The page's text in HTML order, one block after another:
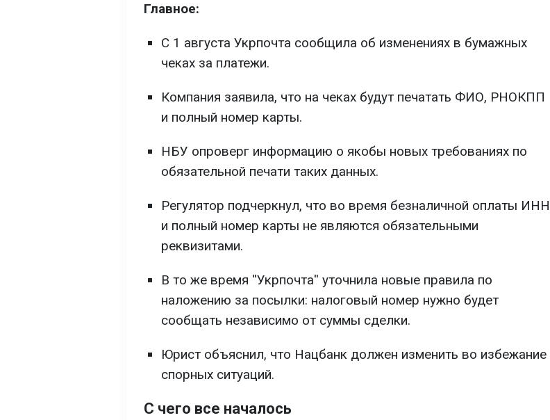
Главное:
С 1 августа Укрпочта сообщила об изменениях в бумажных
чеках за платежи.
Компания заявила, что на чеках будут печатать ФИО, РНОКПП
и полный номер карты.
НБУ опроверг информацию о якобы новых требованиях по
обязательной печати таких данных.
Регулятор подчеркнул, что во время безналичной оплаты ИНН
и полный номер карты не являются обязательными
реквизитами.
В то же время ''Укрпочта'' уточнила новые правила по
наложению за посылки: налоговый номер нужно будет
сообщать независимо от суммы сделки.
Юрист объяснил, что Нацбанк должен изменить во избежание
спорных ситуаций.
С чего все началось